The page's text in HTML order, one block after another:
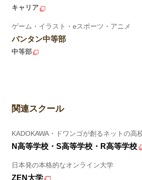
キャリア
ゲーム・イラスト・eスポーツ・アニメ
バンタン中等部
中等部
関連スクール
KADOKAWA・ドワンゴが創るネットの高
N高等学校・S高等学校・R高等学校
日本発の本格的なオンライン大学
ZEN大学